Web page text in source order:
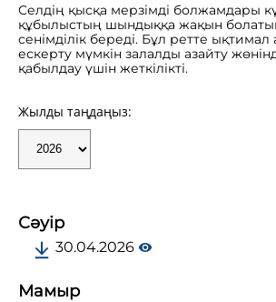
Селдің қысқа мерзімді болжамдары
құбылыстың шындыққа жақын
сенімділік береді. Бұл ретте
ескерту мүмкін залалды азайту
қабылдау үшін жеткілікті.
Жылды таңдаңыз:
Сәуір
30.04.2026
Мамыр